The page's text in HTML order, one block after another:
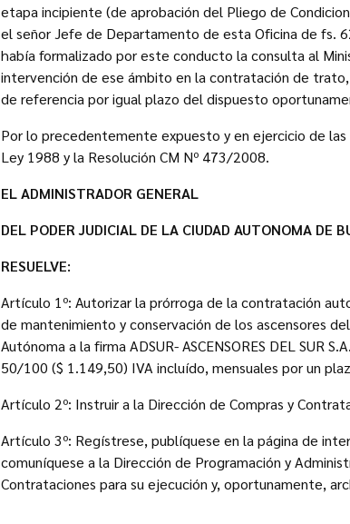
etapa incipiente (de aprobación del Pliego de
el señor Jefe de Departamento de esta Oficina de fs.
había formalizado por este conducto la consulta al
intervención de ese ámbito en la contratación de
de referencia por igual plazo del dispuesto
Por lo precedentemente expuesto y en ejercicio de
Ley 1988 y la Resolución CM Nº 473/2008.
EL ADMINISTRADOR GENERAL
DEL PODER JUDICIAL DE LA CIUDAD AUTONOMA DE
RESUELVE:
Artículo 1º: Autorizar la prórroga de la contratación
de mantenimiento y conservación de los ascensores
Autónoma a la firma ADSUR- ASCENSORES DEL SUR
50/100 ($ 1.149,50) IVA incluído, mensuales por un
Artículo 2º: Instruir a la Dirección de Compras y
Artículo 3º: Regístrese, publíquese en la página de
comuníquese a la Dirección de Programación y
Contrataciones para su ejecución y, oportunamente,